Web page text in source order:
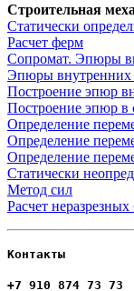
Строительная
Статически
Расчет ферм
Сопромат. Эпюры
Эпюры внутренних
Построение эпюр
Построение эпюр в
Определение
Определение
Определение
Статически
Метод сил
Расчет неразрезных
Контакты
+7 910 874 73 73